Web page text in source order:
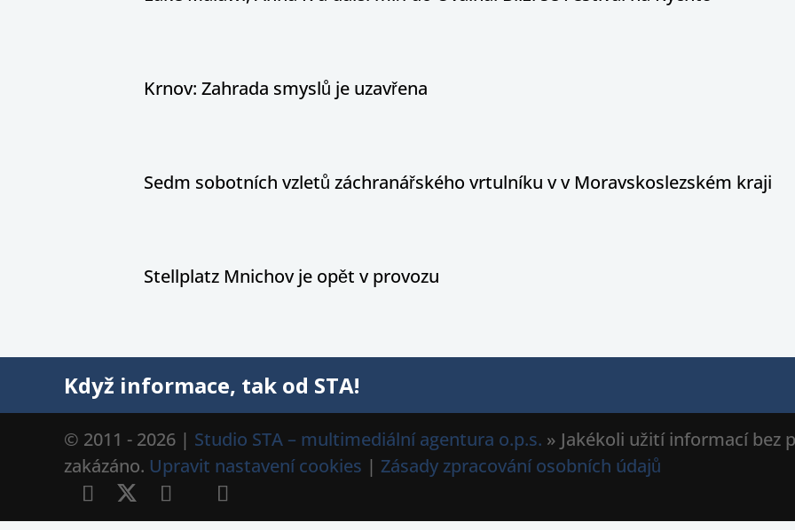
Krnov: Zahrada smyslů je uzavřena
Sedm sobotních vzletů záchranářského vrtulníku v v Moravskoslezském kraji
Stellplatz Mnichov je opět v provozu
Když informace, tak od STA!
© 2011 - 2026 | Studio STA – multimediální agentura o.p.s. » Jakékoli užití informací bez
zakázáno. Upravit nastavení cookies | Zásady zpracování osobních údajů